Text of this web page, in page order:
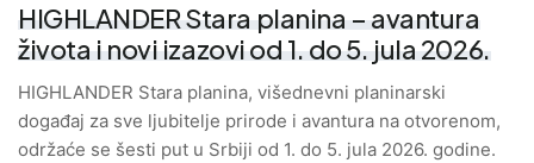
HIGHLANDER Stara planina – avantura
života i novi izazovi od 1. do 5. jula 2026.
HIGHLANDER Stara planina, višednevni planinarski
događaj za sve ljubitelje prirode i avantura na otvorenom,
održaće se šesti put u Srbiji od 1. do 5. jula 2026. godine.